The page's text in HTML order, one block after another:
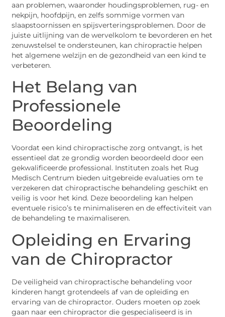
aan problemen, waaronder houdingsproblemen, rug- en
nekpijn, hoofdpijn, en zelfs sommige vormen van
slaapstoornissen en spijsverteringsproblemen. Door de
juiste uitlijning van de wervelkolom te bevorderen en het
zenuwstelsel te ondersteunen, kan chiropractie helpen
het algemene welzijn en de gezondheid van een kind te
verbeteren.
Het Belang van
Professionele
Beoordeling
Voordat een kind chiropractische zorg ontvangt, is het
essentieel dat ze grondig worden beoordeeld door een
gekwalificeerde professional. Instituten zoals het Rug
Medisch Centrum bieden uitgebreide evaluaties om te
verzekeren dat chiropractische behandeling geschikt en
veilig is voor het kind. Deze beoordeling kan helpen
eventuele risico’s te minimaliseren en de effectiviteit van
de behandeling te maximaliseren.
Opleiding en Ervaring
van de Chiropractor
De veiligheid van chiropractische behandeling voor
kinderen hangt grotendeels af van de opleiding en
ervaring van de chiropractor. Ouders moeten op zoek
gaan naar een chiropractor die gespecialiseerd is in